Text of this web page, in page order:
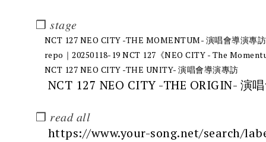
❒ 𝑠𝑡𝑎𝑔𝑒
NCT 127 NEO CITY -THE MOMENTUM- 演唱會導演專訪
repo｜20250118-19 NCT 127《NEO CITY - The
NCT 127 NEO CITY -THE UNITY- 演唱會導演專訪
NCT 127 NEO CITY -THE ORIGIN- 演
❒ 𝑟𝑒𝑎𝑑 𝑎𝑙𝑙
https://www.your-song.net/search/